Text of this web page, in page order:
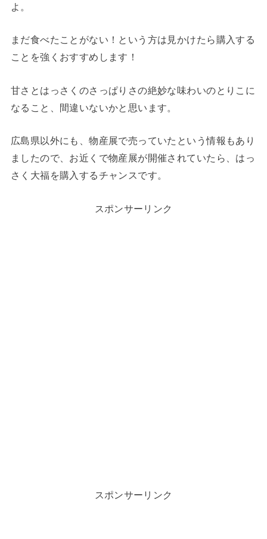
よ。
まだ食べたことがない！という方は見かけたら購入する
ことを強くおすすめします！
甘さとはっさくのさっぱりさの絶妙な味わいのとりこに
なること、間違いないかと思います。
広島県以外にも、物産展で売っていたという情報もあり
ましたので、お近くで物産展が開催されていたら、はっ
さく大福を購入するチャンスです。
スポンサーリンク
スポンサーリンク